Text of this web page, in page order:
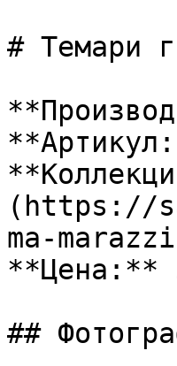
# Темари
(https://
ma-
**Цена:**
##